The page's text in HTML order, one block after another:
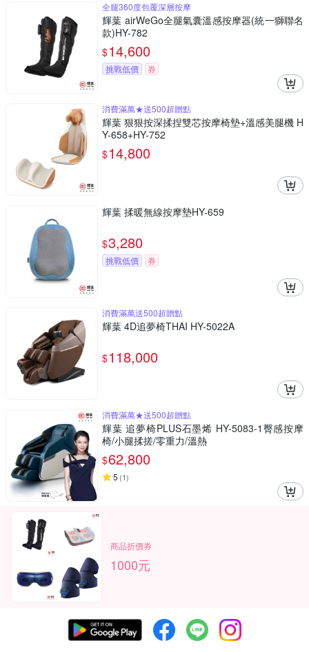
全腿360度包覆深層按摩
輝葉 airWeGo全腿氣囊溫感按摩器(統一獅聯名
款)HY-782
$14,600
挑戰低價 券
消費滿萬★送500超贈點
輝葉 狠狠按深揉捏雙芯按摩椅墊+溫感美腿機 H
Y-658+HY-752
$14,800
輝葉 揉暖無線按摩墊HY-659
$3,280
挑戰低價 券
消費滿萬送500超贈點
輝葉 4D追夢椅THAI HY-5022A
$118,000
消費滿萬★送500超贈點
輝葉 追夢椅PLUS石墨烯 HY-5083-1臀感按摩
椅/小腿揉搓/零重力/溫熱
$62,800
5 (1)
商品折價券
1000元